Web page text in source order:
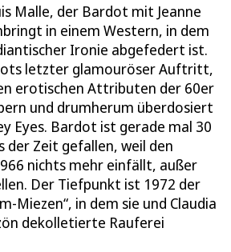
Malle, der Bardot mit Jeanne
in einem Western, in dem
Ironie abgefedert ist.
letzter glamouröser Auftritt,
erotischen Attributen der 60er
und drumherum überdosiert
Eyes. Bardot ist gerade mal 30
der Zeit gefallen, weil den
nichts mehr einfällt, außer
Der Tiefpunkt ist 1972 der
Miezen“, in dem sie und Claudia
dekolletierte Rauferei